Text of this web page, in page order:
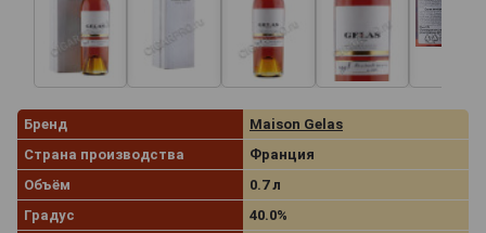
Бренд
Maison Gelas
Страна производства
Франция
Объём
0.7 л
Градус
40.0%